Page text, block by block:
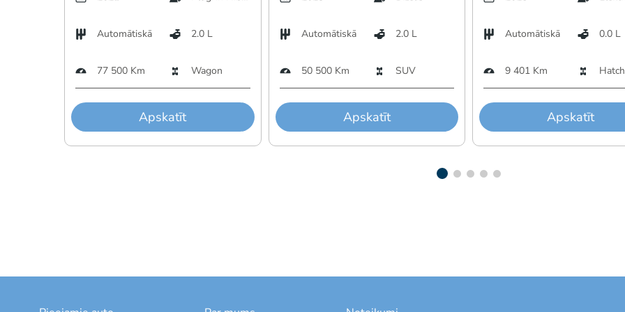
Automātiskā 2.0 L
77 500 Km Wagon
Apskatīt
Automātiskā 2.0 L
50 500 Km SUV
Apskatīt
Automātiskā 0.0 L
9 401 Km
Apskatīt